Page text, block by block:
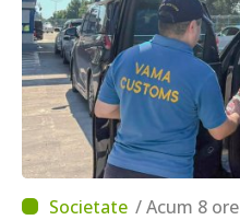
/ Acum 8 ore